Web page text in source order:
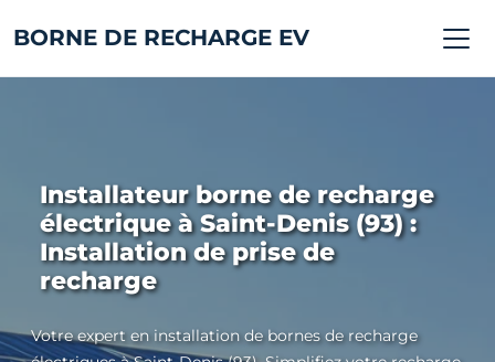
BORNE DE RECHARGE EV
Installateur borne de recharge
électrique à Saint-Denis (93) :
Installation de prise de
recharge
Votre expert en installation de bornes de recharge